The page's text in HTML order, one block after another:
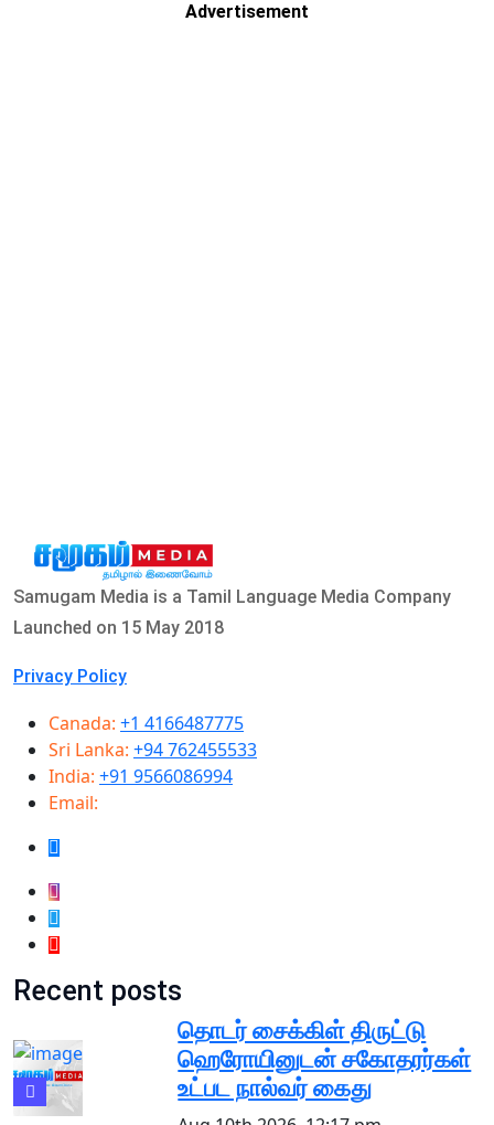
Advertisement
Samugam Media is a Tamil Language Media Company
Launched on 15 May 2018
Privacy Policy
Canada: +1 4166487775
Sri Lanka: +94 762455533
India: +91 9566086994
Email:
Recent posts
தொடர் சைக்கிள் திருட்டு
ஹெரோயினுடன் சகோதரர்கள்
உட்பட நால்வர் கைது